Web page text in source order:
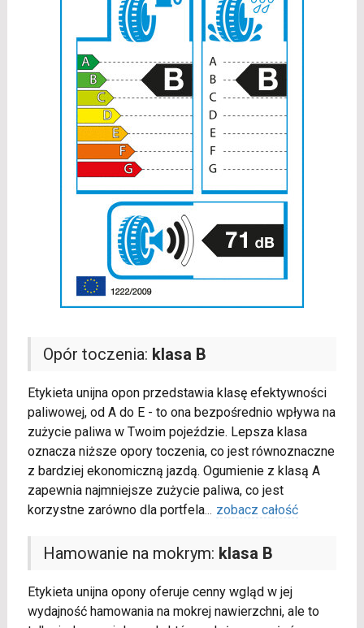
Opór toczenia: klasa B
Etykieta unijna opon przedstawia klasę efektywności
paliwowej, od A do E - to ona bezpośrednio wpływa na
zużycie paliwa w Twoim pojeździe. Lepsza klasa
oznacza niższe opory toczenia, co jest równoznaczne
z bardziej ekonomiczną jazdą. Ogumienie z klasą A
zapewnia najmniejsze zużycie paliwa, co jest
korzystne zarówno dla portfela... zobacz całość
Hamowanie na mokrym: klasa B
Etykieta unijna opony oferuje cenny wgląd w jej
wydajność hamowania na mokrej nawierzchni, ale to